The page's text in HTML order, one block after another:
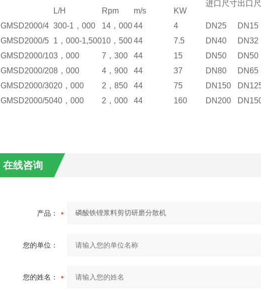
L/H
Rpm
m/s
KW
进口尺寸出口
GMSD2000/4 300-1，000 14，000 44 4 DN25
DN15
GMSD2000/5
1，000-1,50010，500 44 7.5 DN40
DN32
GMSD2000/103，000 7，300 44 15 DN50
DN50
GMSD2000/208，000 4，900 44 37 DN80
DN65
GMSD2000/3020，000 2，850 44 75 DN150
GMSD2000/5040，000 2，000 44 160 DN200
在线咨询
产品：
您的单位：
您的姓名：